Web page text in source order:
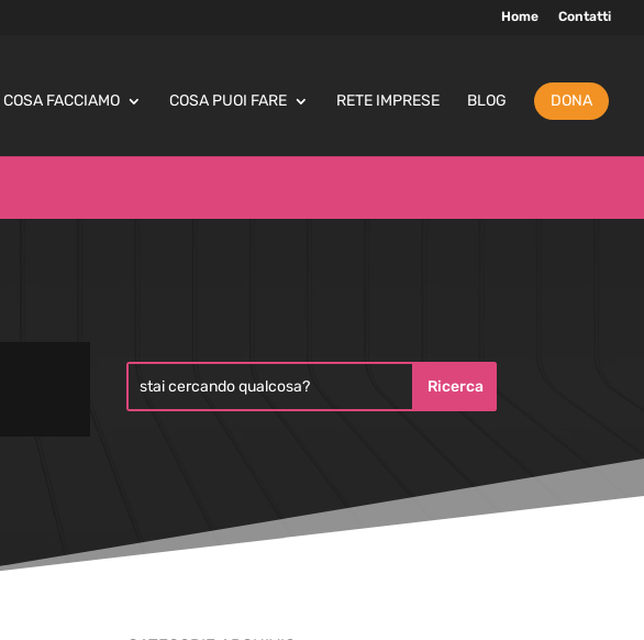
Home Contatti
COSA FACCIAMO COSA PUOI FARE RETE IMPRESE BLOG DONA